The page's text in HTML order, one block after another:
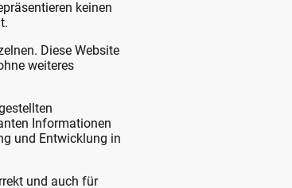
keinen
Diese Website
weiteres
Informationen
und Entwicklung in
und auch für